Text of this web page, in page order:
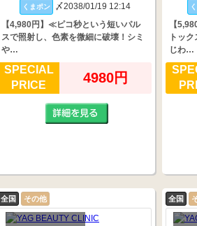
くまポン
〆2038/01/19 12:14
【4,980円】≪ピコ秒という短いパル
スで照射し、色素を微細に破壊！シミ
や…
SPECIAL
PRICE
4980円
【
トッ
じわ…
全国 その他 全国